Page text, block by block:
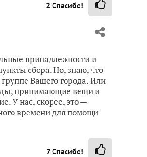
2 Спасибо!
принадлежности и
сбора. Но, знаю, что
Вашего города. Или
принимающие вещи и
У нас, скорее, это —
времени для помощи
7Спасибо!